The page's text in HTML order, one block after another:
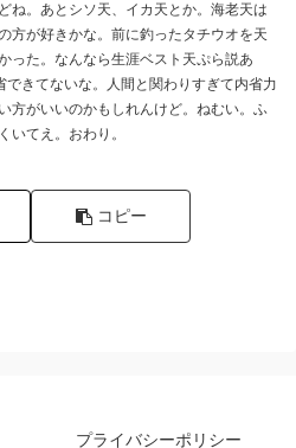
ね。あとシソ天、イカ天とか。海老天は
方が好きかな。前に釣ったタチウオを天
った。なんなら生涯ベスト天ぷら説あ
きてないな。人間と関わりすぎて内省力
方がいいのかもしれんけど。ねむい。ふ
いてえ。おわり。
コピー
プライバシーポリシー